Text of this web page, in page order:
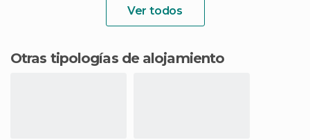
Ver todos
Otras tipologías de alojamiento